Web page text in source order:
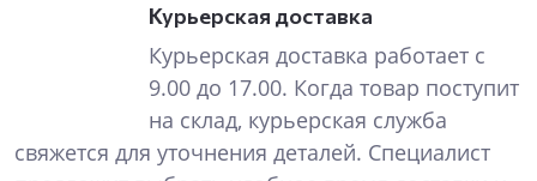
Курьерская доставка
Курьерская доставка работает с
9.00 до 17.00. Когда товар поступит
на склад, курьерская служба
свяжется для уточнения деталей. Специалист